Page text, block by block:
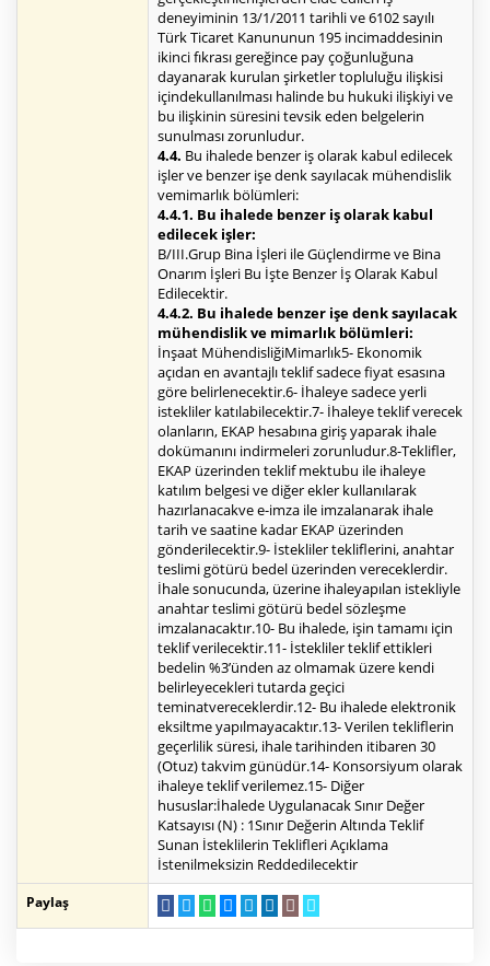
deneyiminin 13/1/2011 tarihli ve 6102 sayılı
Türk Ticaret Kanununun 195 incimaddesinin
ikinci fıkrası gereğince pay çoğunluğuna
dayanarak kurulan şirketler topluluğu ilişkisi
içindekullanılması halinde bu hukuki ilişkiyi ve
bu ilişkinin süresini tevsik eden belgelerin
sunulması zorunludur.
4.4. Bu ihalede benzer iş olarak kabul edilecek
işler ve benzer işe denk sayılacak mühendislik
vemimarlık bölümleri:
4.4.1. Bu ihalede benzer iş olarak kabul
edilecek işler:
B/III.Grup Bina İşleri ile Güçlendirme ve Bina
Onarım İşleri Bu İşte Benzer İş Olarak Kabul
Edilecektir.
4.4.2. Bu ihalede benzer işe denk sayılacak
mühendislik ve mimarlık bölümleri:
İnşaat MühendisliğiMimarlık5- Ekonomik
açıdan en avantajlı teklif sadece fiyat esasına
göre belirlenecektir.6- İhaleye sadece yerli
istekliler katılabilecektir.7- İhaleye teklif verecek
olanların, EKAP hesabına giriş yaparak ihale
dokümanını indirmeleri zorunludur.8-Teklifler,
EKAP üzerinden teklif mektubu ile ihaleye
katılım belgesi ve diğer ekler kullanılarak
hazırlanacakve e-imza ile imzalanarak ihale
tarih ve saatine kadar EKAP üzerinden
gönderilecektir.9- İstekliler tekliflerini, anahtar
teslimi götürü bedel üzerinden vereceklerdir.
İhale sonucunda, üzerine ihaleyapılan istekliyle
anahtar teslimi götürü bedel sözleşme
imzalanacaktır.10- Bu ihalede, işin tamamı için
teklif verilecektir.11- İstekliler teklif ettikleri
bedelin %3’ünden az olmamak üzere kendi
belirleyecekleri tutarda geçici
teminatvereceklerdir.12- Bu ihalede elektronik
eksiltme yapılmayacaktır.13- Verilen tekliflerin
geçerlilik süresi, ihale tarihinden itibaren 30
(Otuz) takvim günüdür.14- Konsorsiyum olarak
ihaleye teklif verilemez.15- Diğer
hususlar:İhalede Uygulanacak Sınır Değer
Katsayısı (N) : 1Sınır Değerin Altında Teklif
Sunan İsteklilerin Teklifleri Açıklama
İstenilmeksizin Reddedilecektir
Paylaş